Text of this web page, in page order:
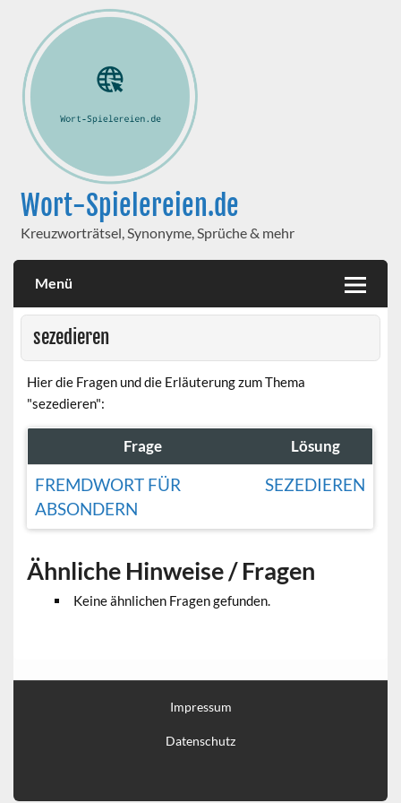
Wort-Spielereien.de
Kreuzworträtsel, Synonyme, Sprüche & mehr
Menü
sezedieren
Hier die Fragen und die Erläuterung zum Thema
"sezedieren":
Frage Lösung
FREMDWORT FÜR
ABSONDERN
SEZEDIEREN
Ähnliche Hinweise / Fragen
Keine ähnlichen Fragen gefunden.
Impressum
Datenschutz